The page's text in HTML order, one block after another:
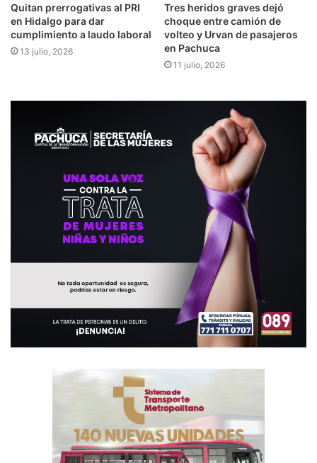
Quitan prerrogativas al PRI
en Hidalgo para dar
cumplimiento a laudo laboral
13 julio, 2026
Tres heridos graves dejó
choque entre camión de
volteo y Urvan de pasajeros
en Pachuca
11 julio, 2026